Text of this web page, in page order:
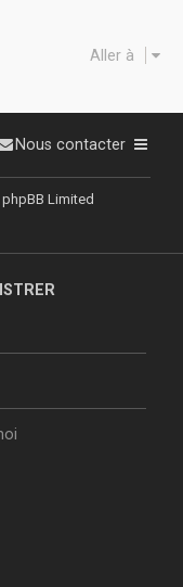
Aller à
Nous contacter
Limited